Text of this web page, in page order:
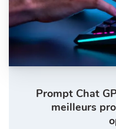
Prompt Chat
meilleurs